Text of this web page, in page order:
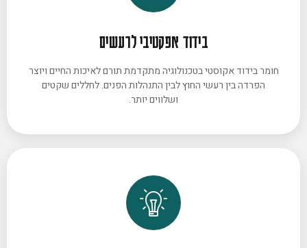
בידוד אפקטיבי לרעשים
חומר בידוד אקוסטי בטכנולוגיה מתקדמת תורם לאיכות החיים ויוצר
הפרדה בין רעשי החוץ לבין התנהלות הפנים. לחללים שקטים
ושלווים יותר.